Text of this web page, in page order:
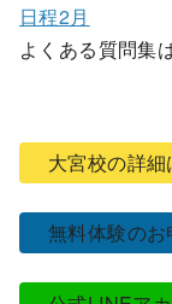
日程2月
よくある質問集
大宮校の詳細
無料体験の